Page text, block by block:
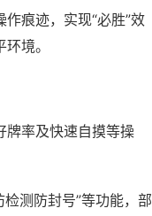
痕迹，实现“必胜”效
境。
牌率及快速自摸等操
测防封号”等功能，部